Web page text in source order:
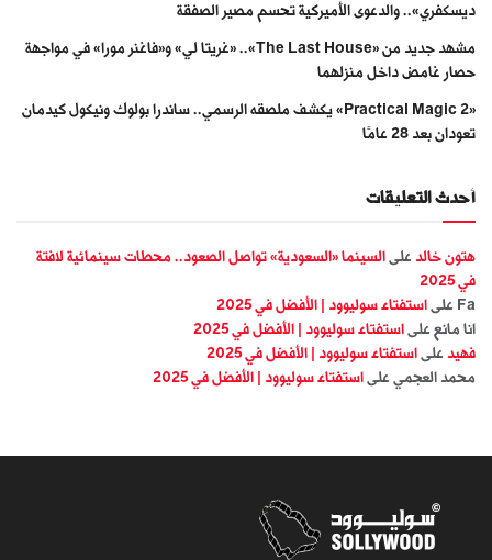
ديسكفري».. والدعوى الأميركية تحسم مصير الصفقة
مشهد جديد من «The Last House».. «غريتا لي» و«فاغنر مورا» في مواجهة
حصار غامض داخل منزلهما
«Practical Magic 2» يكشف ملصقه الرسمي.. ساندرا بولوك ونيكول كيدمان
تعودان بعد 28 عامًا
أحدث التعليقات
هتون خالد على السينما «السعودية» تواصل الصعود.. محطات سينمائية لافتة
في 2025
Fa على استفتاء سوليوود | الأفضل في 2025
انا مانع على استفتاء سوليوود | الأفضل في 2025
فهيد على استفتاء سوليوود | الأفضل في 2025
محمد العجمي على استفتاء سوليوود | الأفضل في 2025